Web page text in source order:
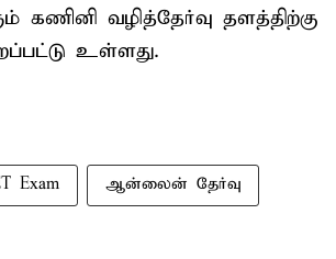
கணினி வழித்தேர்வு தளத்திற்கு
உள்ளது.
Exam ஆன்லைன் தேர்வு